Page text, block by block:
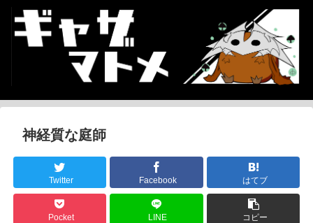
神経質な庭師
Twitter Facebook はてブ
Pocket LINE コピー